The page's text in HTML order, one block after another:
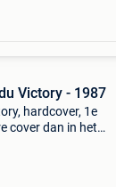
Victory - 1987
hardcover, 1e
cover dan in het